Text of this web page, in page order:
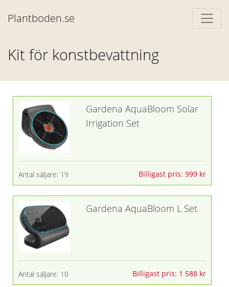
Plantboden.se
Kit för konstbevattning
Gardena AquaBloom Solar
Irrigation Set
Antal säljare: 19 Billigast pris: 999 kr
Gardena AquaBloom L Set
Antal säljare: 10 Billigast pris: 1 588 kr